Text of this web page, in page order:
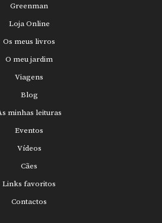
Greenman
Loja Online
Os meus livros
O meu jardim
Viagens
Blog
minhas leituras
Eventos
Vídeos
Cães
Links favoritos
Contactos